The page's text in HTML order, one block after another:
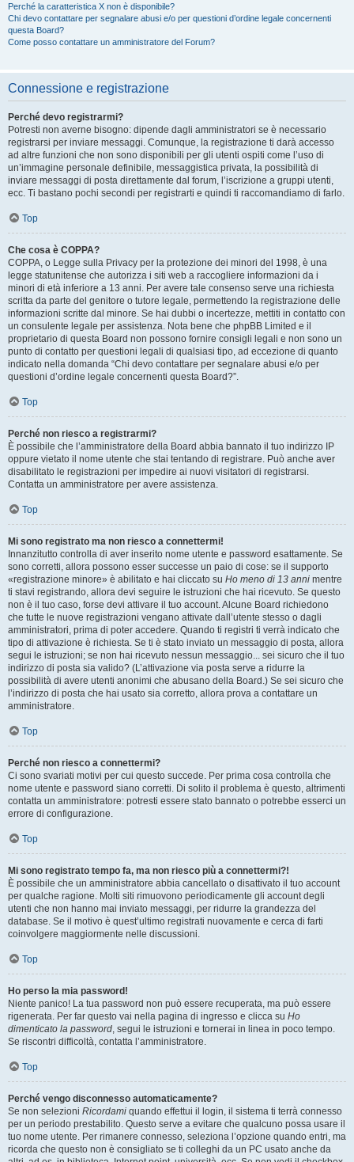
Perché la caratteristica X non è disponibile?
Chi devo contattare per segnalare abusi e/o per questioni d’ordine legale concernenti
questa Board?
Come posso contattare un amministratore del Forum?
Connessione e registrazione
Perché devo registrarmi?
Potresti non averne bisogno: dipende dagli amministratori se è necessario
registrarsi per inviare messaggi. Comunque, la registrazione ti darà accesso
ad altre funzioni che non sono disponibili per gli utenti ospiti come l’uso di
un’immagine personale definibile, messaggistica privata, la possibilità di
inviare messaggi di posta direttamente dal forum, l’iscrizione a gruppi utenti,
ecc. Ti bastano pochi secondi per registrarti e quindi ti raccomandiamo di farlo.
Top
Che cosa è COPPA?
COPPA, o Legge sulla Privacy per la protezione dei minori del 1998, è una
legge statunitense che autorizza i siti web a raccogliere informazioni da i
minori di età inferiore a 13 anni. Per avere tale consenso serve una richiesta
scritta da parte del genitore o tutore legale, permettendo la registrazione delle
informazioni scritte dal minore. Se hai dubbi o incertezze, mettiti in contatto con
un consulente legale per assistenza. Nota bene che phpBB Limited e il
proprietario di questa Board non possono fornire consigli legali e non sono un
punto di contatto per questioni legali di qualsiasi tipo, ad eccezione di quanto
indicato nella domanda “Chi devo contattare per segnalare abusi e/o per
questioni d’ordine legale concernenti questa Board?”.
Top
Perché non riesco a registrarmi?
È possibile che l’amministratore della Board abbia bannato il tuo indirizzo IP
oppure vietato il nome utente che stai tentando di registrare. Può anche aver
disabilitato le registrazioni per impedire ai nuovi visitatori di registrarsi.
Contatta un amministratore per avere assistenza.
Top
Mi sono registrato ma non riesco a connettermi!
Innanzitutto controlla di aver inserito nome utente e password esattamente. Se
sono corretti, allora possono esser successe un paio di cose: se il supporto
«registrazione minore» è abilitato e hai cliccato su Ho meno di 13 anni mentre
ti stavi registrando, allora devi seguire le istruzioni che hai ricevuto. Se questo
non è il tuo caso, forse devi attivare il tuo account. Alcune Board richiedono
che tutte le nuove registrazioni vengano attivate dall’utente stesso o dagli
amministratori, prima di poter accedere. Quando ti registri ti verrà indicato che
tipo di attivazione è richiesta. Se ti è stato inviato un messaggio di posta, allora
segui le istruzioni; se non hai ricevuto nessun messaggio... sei sicuro che il tuo
indirizzo di posta sia valido? (L’attivazione via posta serve a ridurre la
possibilità di avere utenti anonimi che abusano della Board.) Se sei sicuro che
l’indirizzo di posta che hai usato sia corretto, allora prova a contattare un
amministratore.
Top
Perché non riesco a connettermi?
Ci sono svariati motivi per cui questo succede. Per prima cosa controlla che
nome utente e password siano corretti. Di solito il problema è questo, altrimenti
contatta un amministratore: potresti essere stato bannato o potrebbe esserci un
errore di configurazione.
Top
Mi sono registrato tempo fa, ma non riesco più a connettermi?!
È possibile che un amministratore abbia cancellato o disattivato il tuo account
per qualche ragione. Molti siti rimuovono periodicamente gli account degli
utenti che non hanno mai inviato messaggi, per ridurre la grandezza del
database. Se il motivo è quest’ultimo registrati nuovamente e cerca di farti
coinvolgere maggiormente nelle discussioni.
Top
Ho perso la mia password!
Niente panico! La tua password non può essere recuperata, ma può essere
rigenerata. Per far questo vai nella pagina di ingresso e clicca su Ho
dimenticato la password, segui le istruzioni e tornerai in linea in poco tempo.
Se riscontri difficoltà, contatta l’amministratore.
Top
Perché vengo disconnesso automaticamente?
Se non selezioni Ricordami quando effettui il login, il sistema ti terrà connesso
per un periodo prestabilito. Questo serve a evitare che qualcuno possa usare il
tuo nome utente. Per rimanere connesso, seleziona l’opzione quando entri, ma
ricorda che questo non è consigliato se ti colleghi da un PC usato anche da